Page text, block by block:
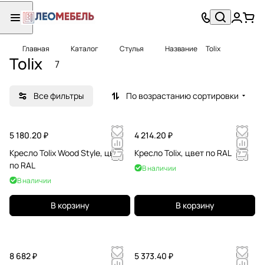
Главная Каталог Стулья Название Tolix
Tolix 7
Все фильтры По возрастанию сортировки
5 180.20 ₽
Кресло Tolix Wood Style, цвет
по RAL
В наличии
В корзину
4 214.20 ₽
Кресло Tolix, цвет по RAL
В наличии
В корзину
8 682 ₽
5 373.40 ₽